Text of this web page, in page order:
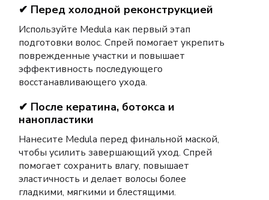
✔ Перед холодной реконструкцией
Используйте Medula как первый этап
подготовки волос. Спрей помогает укрепить
поврежденные участки и повышает
эффективность последующего
восстанавливающего ухода.
✔ После кератина, ботокса и
нанопластики
Нанесите Medula перед финальной маской,
чтобы усилить завершающий уход. Спрей
помогает сохранить влагу, повышает
эластичность и делает волосы более
гладкими, мягкими и блестящими.